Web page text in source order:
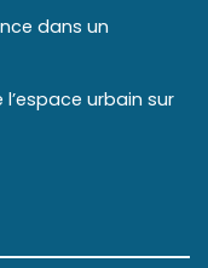
dans un
urbain sur